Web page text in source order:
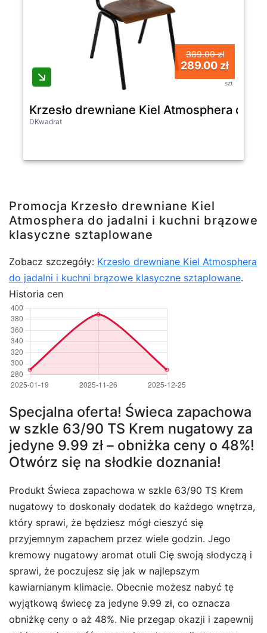
389.00 zł
289.00 zł
szt
Krzesło drewniane Kiel Atmosphera do
DKwadrat
Promocja Krzesło drewniane Kiel
Atmosphera do jadalni i kuchni brązowe
klasyczne sztaplowane
Zobacz szczegóły: Krzesło drewniane Kiel Atmosphera
do jadalni i kuchni brązowe klasyczne sztaplowane.
Historia cen
Specjalna oferta! Świeca zapachowa
w szkle 63/90 TS Krem nugatowy za
jedyne 9.99 zł – obniżka ceny o 48%!
Otwórz się na słodkie doznania!
Produkt Świeca zapachowa w szkle 63/90 TS Krem
nugatowy to doskonały dodatek do każdego wnętrza,
który sprawi, że będziesz mógł cieszyć się
przyjemnym zapachem przez wiele godzin. Jego
kremowy nugatowy aromat otuli Cię swoją słodyczą i
sprawi, że poczujesz się jak w najlepszym
kawiarnianym klimacie. Obecnie możesz nabyć tę
wyjątkową świecę za jedyne 9.99 zł, co oznacza
obniżkę ceny o aż 48%. Nie przegap okazji i zapewnij